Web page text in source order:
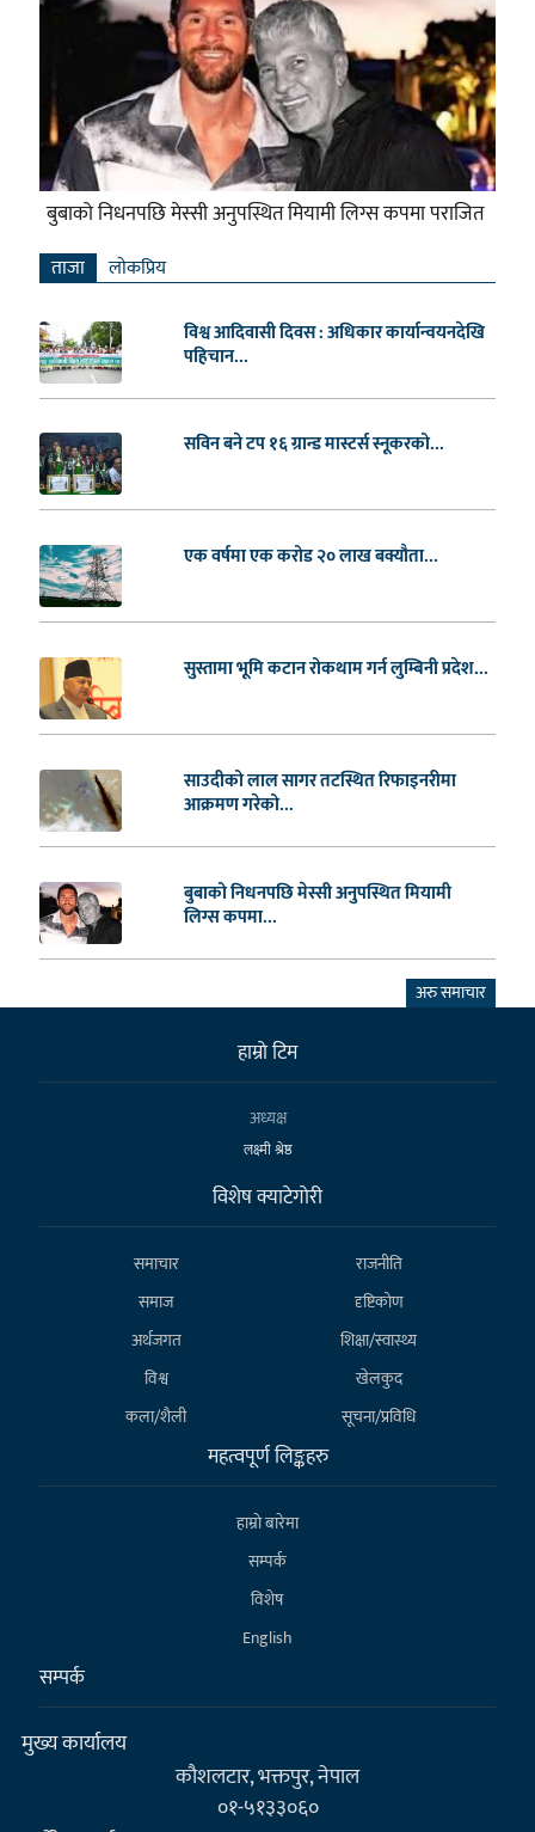
बुबाको निधनपछि मेस्सी अनुपस्थित मियामी लिग्स कपमा पराजित
ताजा लाेकप्रिय
विश्व आदिवासी दिवस : अधिकार कार्यान्वयनदेखि
पहिचान...
सविन बने टप १६ ग्रान्ड मास्टर्स स्नूकरको...
एक वर्षमा एक करोड २० लाख बक्यौता...
सुस्तामा भूमि कटान रोकथाम गर्न लुम्बिनी प्रदेश...
साउदीको लाल सागर तटस्थित रिफाइनरीमा
आक्रमण गरेको...
बुबाको निधनपछि मेस्सी अनुपस्थित मियामी
लिग्स कपमा...
अरु समाचार
हाम्राे टिम
अध्यक्ष
लक्ष्मी श्रेष्ठ
विशेष क्याटेगाेरी
समाचार
राजनीति
समाज
दृष्टिकोण
अर्थजगत
शिक्षा/स्वास्थ्य
विश्व
खेलकुद
कला/शैली
सूचना/प्रविधि
महत्वपूर्ण लिङ्कहरु
हाम्राे बारेमा
सम्पर्क
विशेष
English
सम्पर्क
मुख्य कार्यालय
कौशलटार, भक्तपुर, नेपाल
०१-५१३३०६०